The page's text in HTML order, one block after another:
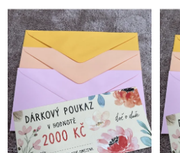
Ochrana osobních